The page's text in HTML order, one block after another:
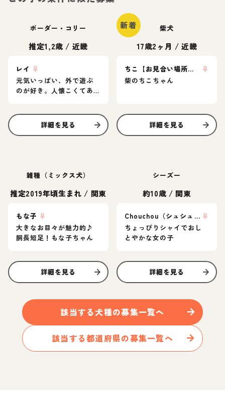
ボーダー・コリー
推定1,2歳 / 近畿
レイ ♀
元気いっぱい、外で遊ぶ
のが好き。人懐こくてあ
詳細を見る
新着 柴犬
17歳2ヶ月 /近畿
ちこ【お見合い場所：大阪or東京】
♀
柴のちこちゃん
詳細を見る
雑種（ミックス犬）
推定2019年頃生まれ / 関東
もな子 ♀
大きなお目々が魅力的♪
胴長短足！もな子ちゃん
詳細を見る
シーズー
約10歳 / 関東
Chouchou（シュシュ） ♀
ちょっぴりシャイでおし
とやかな女の子
詳細を見る
該当する犬種の募集一覧へ
該当する都道府県の募集一覧へ